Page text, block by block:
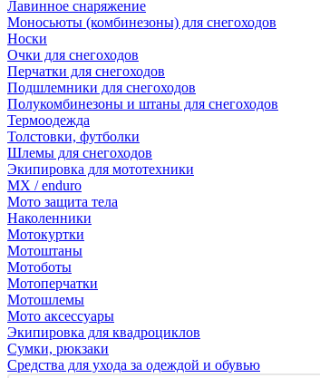
Лавинное снаряжение
Моносьюты (комбинезоны) для снегоходов
Носки
Очки для снегоходов
Перчатки для снегоходов
Подшлемники для снегоходов
Полукомбинезоны и штаны для снегоходов
Термоодежда
Толстовки, футболки
Шлемы для снегоходов
Экипировка для мототехники
MX / enduro
Мото защита тела
Наколенники
Мотокуртки
Мотоштаны
Мотоботы
Мотоперчатки
Мотошлемы
Мото аксессуары
Экипировка для квадроциклов
Сумки, рюкзаки
Средства для ухода за одеждой и обувью